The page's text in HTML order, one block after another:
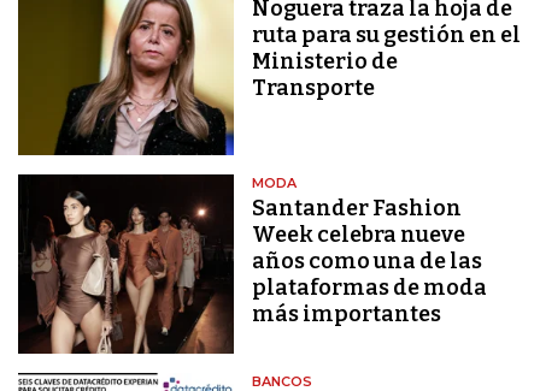
Noguera traza la hoja de
ruta para su gestión en el
Ministerio de
Transporte
MODA
Santander Fashion
Week celebra nueve
años como una de las
plataformas de moda
más importantes
BANCOS